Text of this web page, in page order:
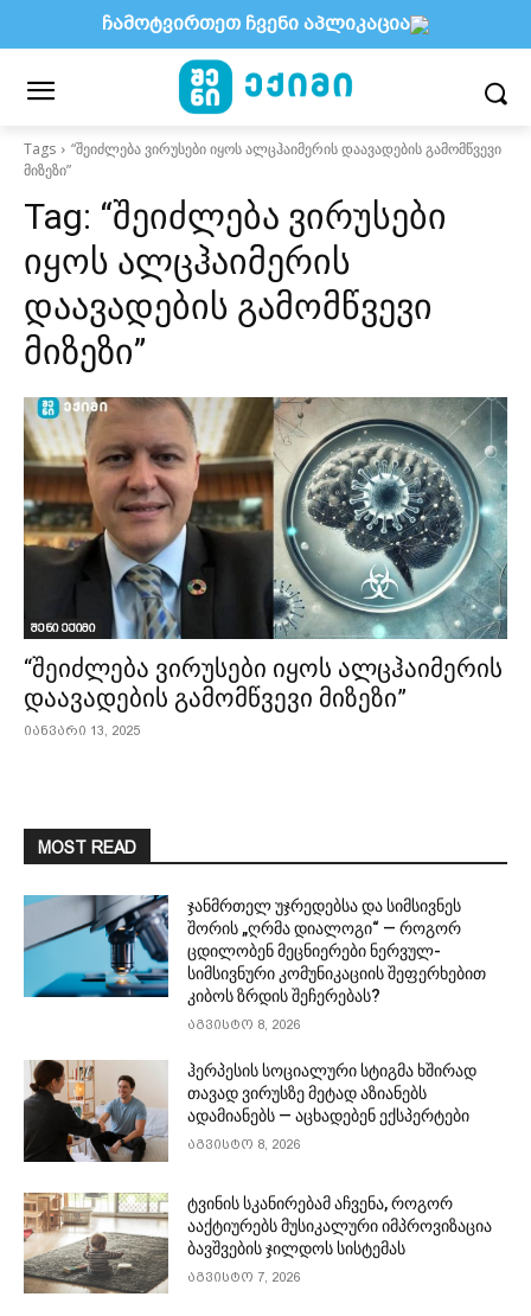
Tags
“შეიძლება ვირუსები იყოს ალცჰაიმერის დაავადების გამომწვევი
მიზეზი”
Tag: “შეიძლება ვირუსები
იყოს ალცჰაიმერის
დაავადების გამომწვევი
მიზეზი”
შენი ექიმი
“შეიძლება ვირუსები იყოს ალცჰაიმერის
დაავადების გამომწვევი მიზეზი”
იანვარი 13, 2025
MOST READ
ჯანმრთელ უჯრედებსა და სიმსივნეს
შორის „ღრმა დიალოგი“ — როგორ
ცდილობენ მეცნიერები ნერვულ-
სიმსივნური კომუნიკაციის შეფერხებით
კიბოს ზრდის შეჩერებას?
აგვისტო 8, 2026
ჰერპესის სოციალური სტიგმა ხშირად
თავად ვირუსზე მეტად აზიანებს
ადამიანებს — აცხადებენ ექსპერტები
აგვისტო 8, 2026
ტვინის სკანირებამ აჩვენა, როგორ
ააქტიურებს მუსიკალური იმპროვიზაცია
ბავშვების ჯილდოს სისტემას
აგვისტო 7, 2026
ჩამოტვირთეთ ჩვენი აპლიკაცია